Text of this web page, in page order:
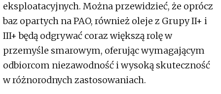
eksploatacyjnych. Można przewidzieć, że oprócz
baz opartych na PAO, również oleje z Grupy II+ i
III+ będą odgrywać coraz większą rolę w
przemyśle smarowym, oferując wymagającym
odbiorcom niezawodność i wysoką skuteczność
w różnorodnych zastosowaniach.